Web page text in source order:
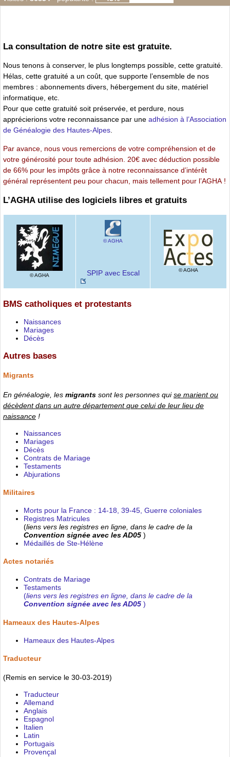
La consultation de notre site est gratuite.
Nous tenons à conserver, le plus longtemps possible, cette gratuité.
Hélas, cette gratuité a un coût, que supporte l’ensemble de nos
membres : abonnements divers, hébergement du site, matériel
informatique, etc.
Pour que cette gratuité soit préservée, et perdure, nous
apprécierions votre reconnaissance par une adhésion à l’Association
de Généalogie des Hautes-Alpes.
Par avance, nous vous remercions de votre compréhension et de
votre générosité pour toute adhésion. 20€ avec déduction possible
de 66% pour les impôts grâce à notre reconnaissance d’intérêt
général représentent peu pour chacun, mais tellement pour l’AGHA !
L’AGHA utilise des logiciels libres et gratuits
© AGHA
© AGHA
SPIP avec Escal © AGHA
BMS catholiques et protestants
Naissances
Mariages
Décès
Autres bases
Migrants
En généalogie, les migrants sont les personnes quise marient ou
décèdent dans un autre département que celui de leur lieu de
naissance !
Naissances
Mariages
Décès
Contrats de Mariage
Testaments
Abjurations
Militaires
Morts pour la France : 14-18, 39-45, Guerre coloniales
Registres Matricules
(liens vers les registres en ligne, dans le cadre de la
Convention signée avec les AD05 )
Médaillés de Ste-Hélène
Actes notariés
Contrats de Mariage
Testaments
(liens vers les registres en ligne, dans le cadre de la
Convention signée avec les AD05 )
Hameaux des Hautes-Alpes
Hameaux des Hautes-Alpes
Traducteur
(Remis en service le 30-03-2019)
Traducteur
Allemand
Anglais
Espagnol
Italien
Latin
Portugais
Provençal